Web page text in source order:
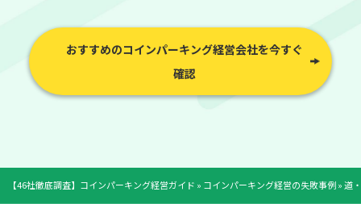
おすすめのコインパーキング経営会社を今すぐ
確認
【46社徹底調査】コインパーキング経営ガイド » コインパーキング経営の失敗事例»道